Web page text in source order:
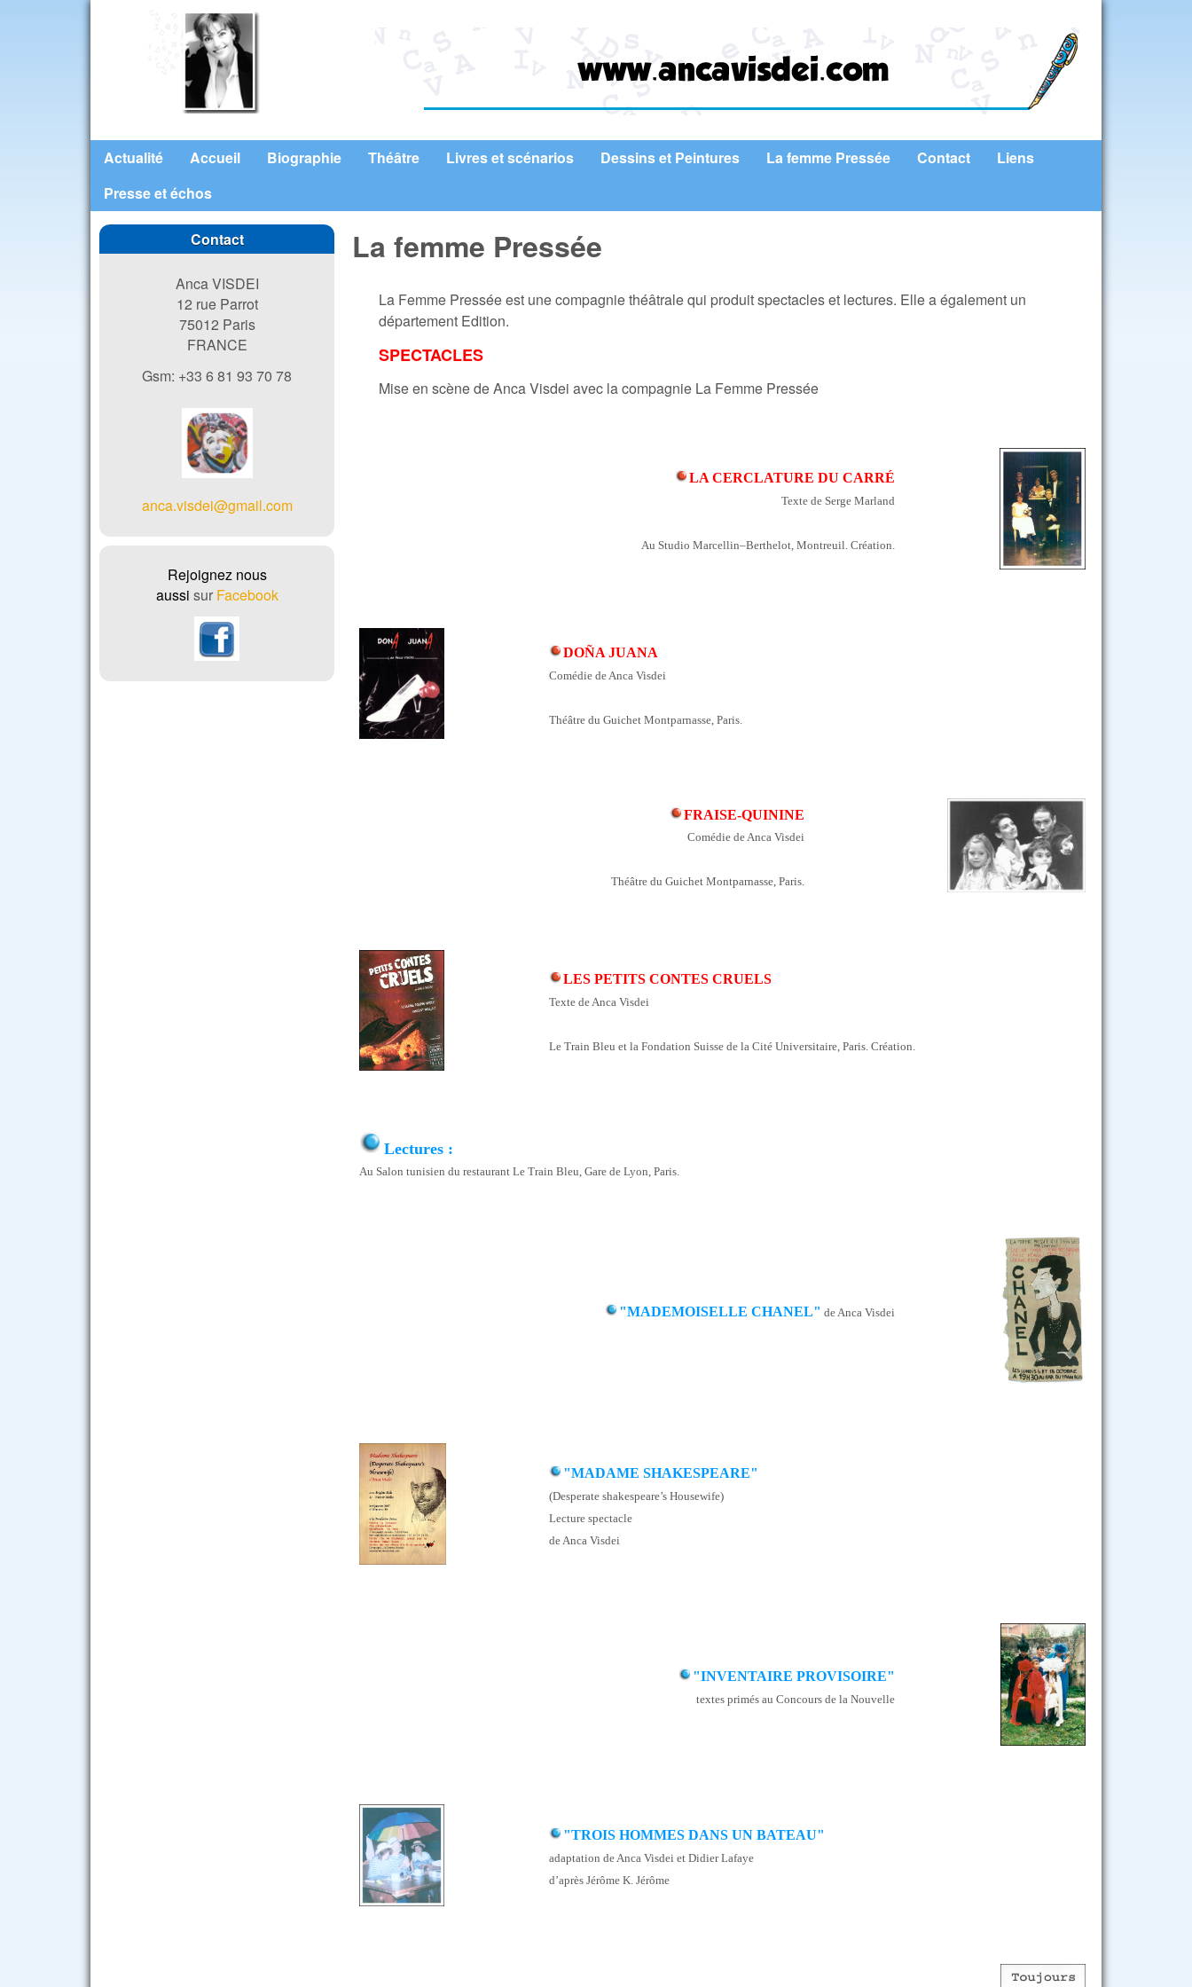
Main menu
Actualité Accueil Biographie Théâtre Livres et scénarios Dessins et Peintures La femme Pressée Contact
Liens
Presse et échos
La femme Pressée
La Femme Pressée est une compagnie théâtrale qui produit spectacles et lectures. Elle a également un
département Edition.
SPECTACLES
Mise en scène de Anca Visdei avec la compagnie La Femme Pressée
LA CERCLATURE DU CARRÉ
Texte de Serge Marland
Au Studio Marcellin–Berthelot, Montreuil. Création.
DOÑA JUANA
Comédie de Anca Visdei
Théâtre du Guichet Montparnasse, Paris.
FRAISE-QUININE
Comédie de Anca Visdei
Théâtre du Guichet Montparnasse, Paris.
LES PETITS CONTES CRUELS
Texte de Anca Visdei
Le Train Bleu et la Fondation Suisse de la Cité Universitaire, Paris. Création.
Lectures :
Au Salon tunisien du restaurant Le Train Bleu, Gare de Lyon, Paris.
"MADEMOISELLE CHANEL" de Anca Visdei
"MADAME SHAKESPEARE"
(Desperate shakespeare’s Housewife)
Lecture spectacle
de Anca Visdei
"INVENTAIRE PROVISOIRE"
textes primés au Concours de la Nouvelle
"TROIS HOMMES DANS UN BATEAU"
adaptation de Anca Visdei et Didier Lafaye
d’après Jérôme K. Jérôme
Contact
Anca VISDEI
12 rue Parrot
75012 Paris
FRANCE
Gsm: +33 6 81 93 70 78
anca.visdei@gmail.com
Rejoignez nous
aussi sur Facebook